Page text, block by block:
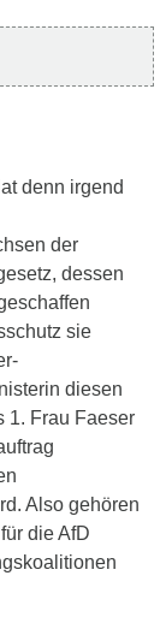
denn irgend
der
dessen
sie
diesen
1. Frau Faeser
Also gehören
die AfD